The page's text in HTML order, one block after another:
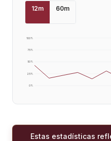
12m 60m
0%
25%
50%
75%
100%
Estas estadísticas